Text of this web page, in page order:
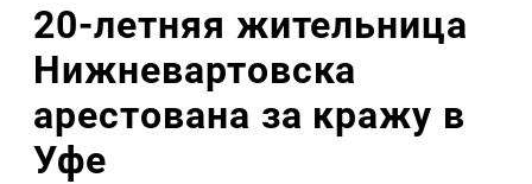
20-летняя жительница
Нижневартовска
арестована за кражу в
Уфе